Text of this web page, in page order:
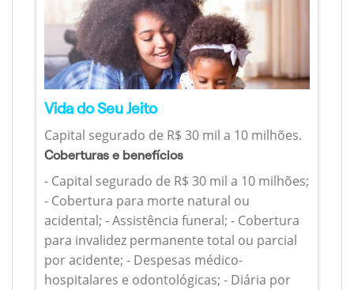
Vida do Seu Jeito
Capital segurado de R$ 30 mil a 10 milhões.
Coberturas e benefícios
- Capital segurado de R$ 30 mil a 10 milhões;
- Cobertura para morte natural ou
acidental; - Assistência funeral; - Cobertura
para invalidez permanente total ou parcial
por acidente; - Despesas médico-
hospitalares e odontológicas; - Diária por